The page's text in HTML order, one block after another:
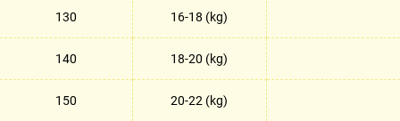
130 16-18 (kg)
140 18-20 (kg)
150 20-22 (kg)